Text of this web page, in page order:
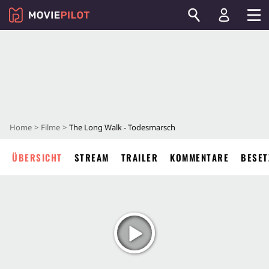
Home Filme The Long Walk - Todesmarsch
ÜBERSICHT STREAM TRAILER KOMMENTARE